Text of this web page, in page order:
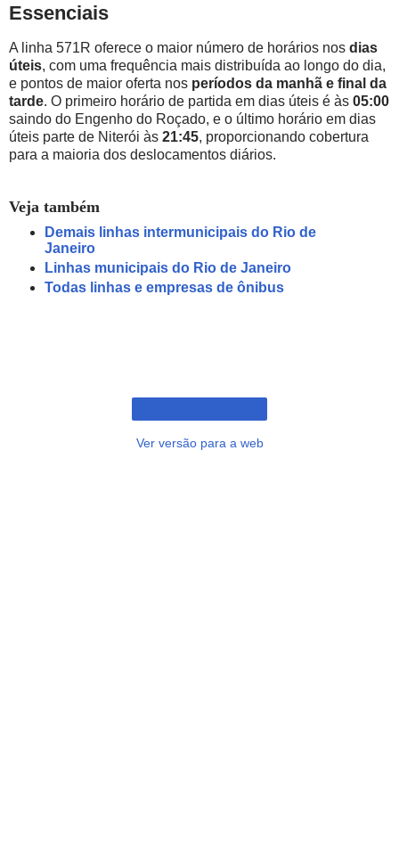
Essenciais
A linha 571R oferece o maior número de horários nos dias
úteis, com uma frequência mais distribuída ao longo do dia,
e pontos de maior oferta nos períodos da manhã e final da
tarde. O primeiro horário de partida em dias úteis é às 05:00
saindo do Engenho do Roçado, e o último horário em dias
úteis parte de Niterói às 21:45, proporcionando cobertura
para a maioria dos deslocamentos diários.
Veja também
Demais linhas intermunicipais do Rio de
Janeiro
Linhas municipais do Rio de Janeiro
Todas linhas e empresas de ônibus
Ver versão para a web